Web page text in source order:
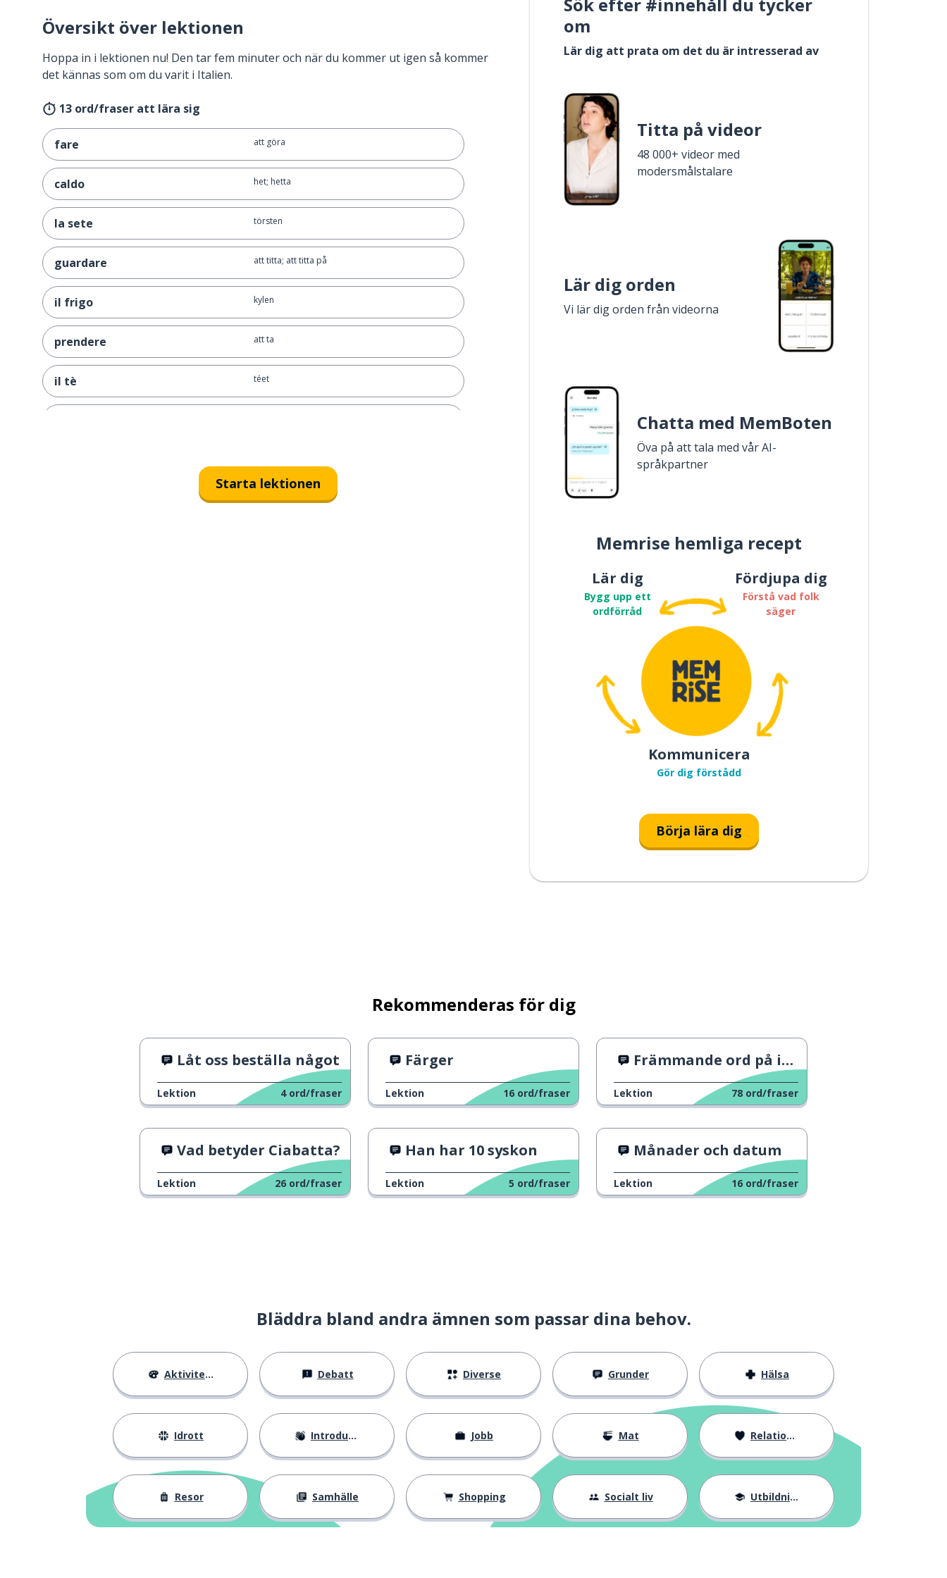
Översikt över lektionen
Hoppa in i lektionen nu! Den tar fem minuter och när du kommer ut igen så kommer
det kännas som om du varit i Italien.
13 ord/fraser att lära sig
fare att göra
caldo het; hetta
la sete törsten
guardare att titta; att titta på
il frigo kylen
prendere att ta
il tè téet
Starta lektionen
om
Lär dig att prata om det du är intresserad av
Titta på videor
48 000+ videor med
modersmålstalare
Lär dig orden
Vi lär dig orden från videorna
Chatta med MemBoten
Öva på att tala med vår AI-
språkpartner
Memrise hemliga recept
Lär dig
Bygg upp ett
ordförråd
Fördjupa dig
Förstå vad folk
säger
Kommunicera
Gör dig förstådd
Börja lära dig
Rekommenderas för dig
Låt oss beställa något
Lektion 4 ord/fraser
Färger
Lektion 16 ord/fraser
Främmande ord på italienska
Lektion 78 ord/fraser
Vad betyder Ciabatta?
Lektion 26 ord/fraser
Han har 10 syskon
Lektion 5 ord/fraser
Månader och datum
Lektion 16 ord/fraser
Bläddra bland andra ämnen som passar dina behov.
Aktiviteter Debatt Diverse Grunder Hälsa
Idrott Introduktion Jobb Mat Relationer
Resor Samhälle Shopping Socialt liv Utbildning